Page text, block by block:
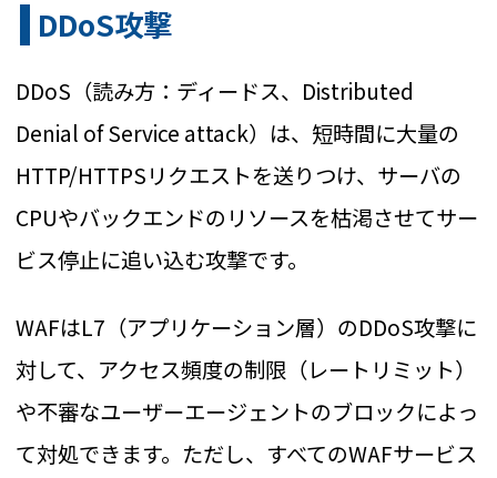
DDoS攻撃
DDoS（読み方：ディードス、Distributed
Denial of Service attack）は、短時間に大量の
HTTP/HTTPSリクエストを送りつけ、サーバの
CPUやバックエンドのリソースを枯渇させてサー
ビス停止に追い込む攻撃です。
WAFはL7（アプリケーション層）のDDoS攻撃に
対して、アクセス頻度の制限（レートリミット）
や不審なユーザーエージェントのブロックによっ
て対処できます。ただし、すべてのWAFサービス